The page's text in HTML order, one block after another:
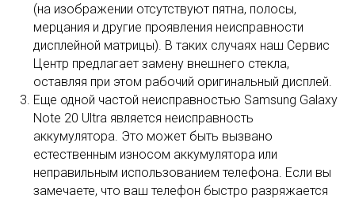
(на изображении отсутствуют пятна, полосы,
мерцания и другие проявления неисправности
дисплейной матрицы). В таких случаях наш Сервис
Центр предлагает замену внешнего стекла,
оставляя при этом рабочий оригинальный дисплей.
Еще одной частой неисправностью Samsung Galaxy
Note 20 Ultra является неисправность
аккумулятора. Это может быть вызвано
естественным износом аккумулятора или
неправильным использованием телефона. Если вы
замечаете, что ваш телефон быстро разряжается